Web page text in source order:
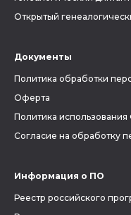
Открытый
Документы
Политика обработки
Оферта
Политика использования
Согласие на обработку
Информация о ПО
Реестр российского